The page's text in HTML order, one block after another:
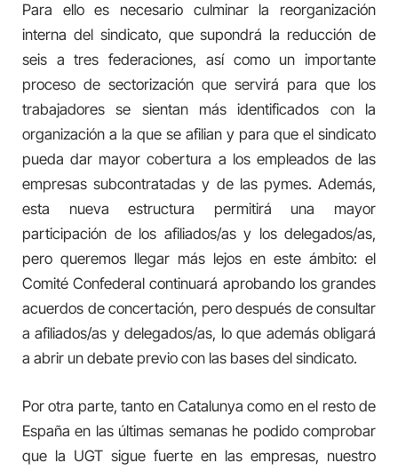
Para ello es necesario culminar la reorganización
interna del sindicato, que supondrá la reducción de
seis a tres federaciones, así como un importante
proceso de sectorización que servirá para que los
trabajadores se sientan más identificados con la
organización a la que se afilian y para que el sindicato
pueda dar mayor cobertura a los empleados de las
empresas subcontratadas y de las pymes. Además,
esta nueva estructura permitirá una mayor
participación de los afiliados/as y los delegados/as,
pero queremos llegar más lejos en este ámbito: el
Comité Confederal continuará aprobando los grandes
acuerdos de concertación, pero después de consultar
a afiliados/as y delegados/as, lo que además obligará
a abrir un debate previo con las bases del sindicato.
Por otra parte, tanto en Catalunya como en el resto de
España en las últimas semanas he podido comprobar
que la UGT sigue fuerte en las empresas, nuestro